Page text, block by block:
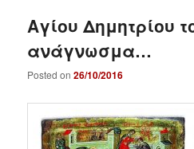
Αγίου Δημητρίου
ανάγνωσμα…
Posted on26/10/2016